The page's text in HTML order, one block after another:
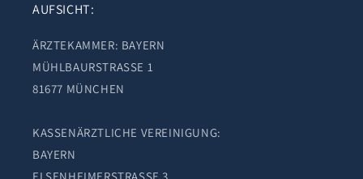
AUFSICHT:
ÄRZTEKAMMER: BAYERN
MÜHLBAURSTRASSE 1
81677 MÜNCHEN
KASSENÄRZTLICHE VEREINIGUNG:
BAYERN